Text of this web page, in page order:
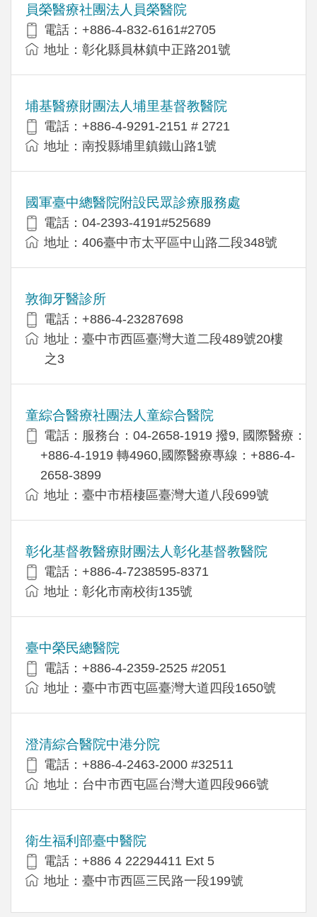
員榮醫療社團法人員榮醫院
電話：+886-4-832-6161#2705
地址：彰化縣員林鎮中正路201號
埔基醫療財團法人埔里基督教醫院
電話：+886-4-9291-2151 # 2721
地址：南投縣埔里鎮鐵山路1號
國軍臺中總醫院附設民眾診療服務處
電話：04-2393-4191#525689
地址：406臺中市太平區中山路二段348號
敦御牙醫診所
電話：+886-4-23287698
地址：臺中市西區臺灣大道二段489號20樓
之3
童綜合醫療社團法人童綜合醫院
電話：服務台：04-2658-1919 撥9, 國際醫療：
+886-4-1919 轉4960,國際醫療專線：+886-4-
2658-3899
地址：臺中市梧棲區臺灣大道八段699號
彰化基督教醫療財團法人彰化基督教醫院
電話：+886-4-7238595-8371
地址：彰化市南校街135號
臺中榮民總醫院
電話：+886-4-2359-2525 #2051
地址：臺中市西屯區臺灣大道四段1650號
澄清綜合醫院中港分院
電話：+886-4-2463-2000 #32511
地址：台中市西屯區台灣大道四段966號
衛生福利部臺中醫院
電話：+886 4 22294411 Ext 5
地址：臺中市西區三民路一段199號